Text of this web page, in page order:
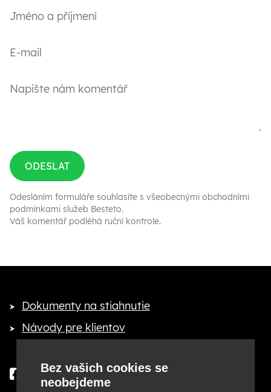
Bez vašich cookies se
neobejdeme
ODESLAT
Odesláním formuláře souhlasíte s všeobecnými obchodními
podmínkami služeb Besteto.
Váš komentář podléhá ruční kontrole.
Dokumenty na stiahnutie
Návody pre klientov